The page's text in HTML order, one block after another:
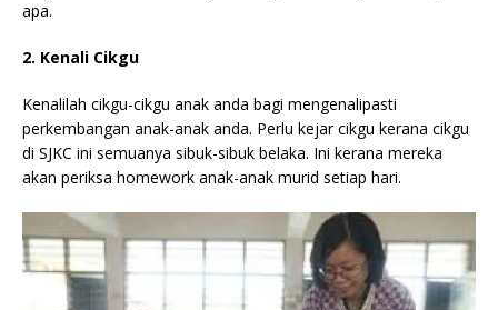
apa.
2. Kenali Cikgu
Kenalilah cikgu-cikgu anak anda bagi mengenalipasti
perkembangan anak-anak anda. Perlu kejar cikgu kerana cikgu
di SJKC ini semuanya sibuk-sibuk belaka. Ini kerana mereka
akan periksa homework anak-anak murid setiap hari.